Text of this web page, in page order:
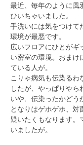
最近、毎年のように風
ひいちゃいました。
手洗いには気をつけて
環境が最悪です。
広いフロアにひとがギ
い密室の環境。おまけ
ている人が。
こりゃ病気も伝染るわ
したが、やっぱりやら
いや、伝染ったかどう
となりはゲホゲホ、対
疑いたくもなります。
いましたが。